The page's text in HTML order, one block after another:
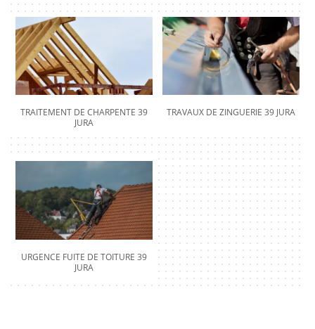
TRAITEMENT DE CHARPENTE 39
JURA
TRAVAUX DE ZINGUERIE 39 JURA
URGENCE FUITE DE TOITURE 39
JURA